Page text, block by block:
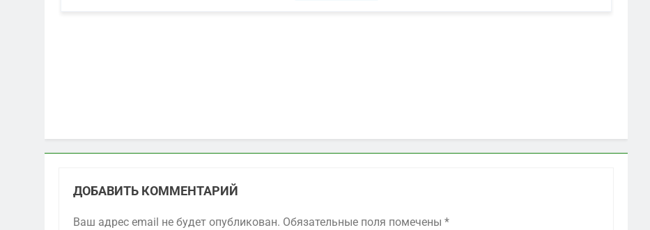
ДОБАВИТЬ КОММЕНТАРИЙ
Ваш адрес email не будет опубликован. Обязательные поля помечены *